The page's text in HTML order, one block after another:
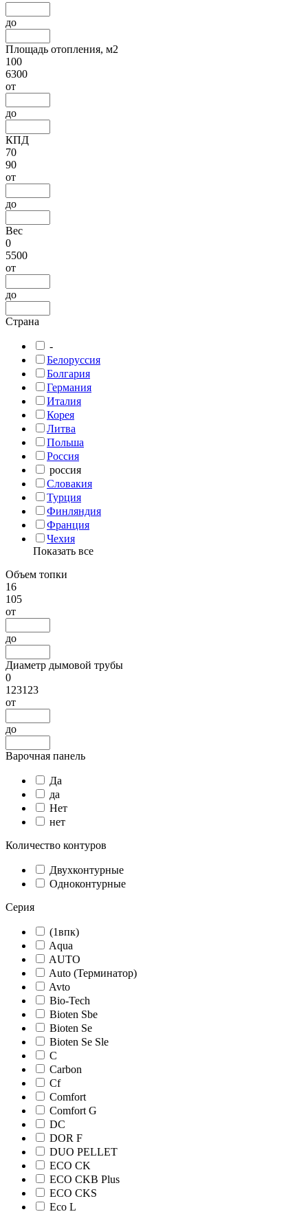
до
Площадь отопления, м2
100
6300
от
до
КПД
70
90
от
до
Вес
0
5500
от
до
Страна
-
Белоруссия
Болгария
Германия
Италия
Корея
Литва
Польша
Россия
россия
Словакия
Турция
Финляндия
Франция
Чехия
Показать все
Объем топки
16
105
от
до
Диаметр дымовой трубы
0
123123
от
до
Варочная панель
Да
да
Нет
нет
Количество контуров
Двухконтурные
Одноконтурные
Серия
(1впк)
Aqua
AUTO
Auto (Терминатор)
Avto
Bio-Tech
Bioten Sbe
Bioten Se
Bioten Se Sle
C
Carbon
Cf
Comfort
Comfort G
DC
DOR F
DUO PELLET
ECO CK
ECO CKB Plus
ECO CKS
Eco L